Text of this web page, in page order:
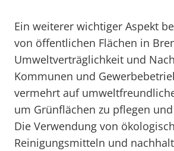
Ein weiterer wichtiger Aspekt
von öffentlichen Flächen in
Umweltverträglichkeit und
Kommunen und
vermehrt auf
um Grünflächen zu pflegen
Die Verwendung von
Reinigungsmitteln und